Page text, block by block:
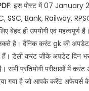
: इस पोस्ट में 07 January
SSC, Bank,
ही उपयोगी एवं महत्वपूर्ण
है। दैनिक करंट gk की अपडेट
हैं। डेली करंट जीके अपडेट दिन
प्रतियोगी परीक्षाओं में
है जो आपके करेंट अफेयर्स के